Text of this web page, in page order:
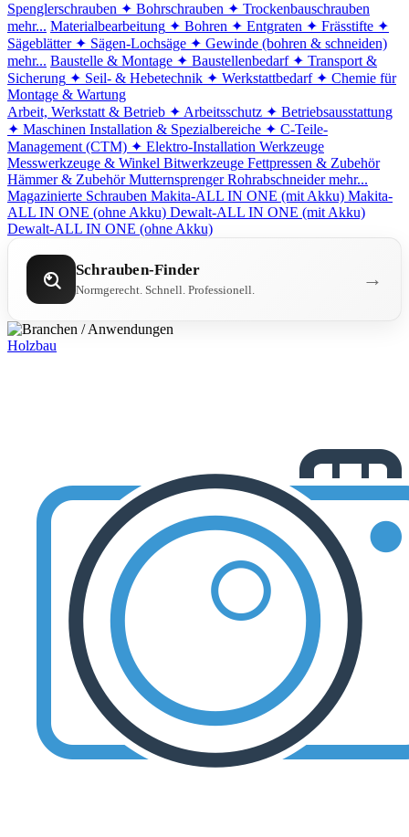
Spenglerschrauben ✦ Bohrschrauben ✦ Trockenbauschrauben
mehr... Materialbearbeitung ✦ Bohren ✦ Entgraten ✦ Frässtifte ✦
Sägeblätter ✦ Sägen-Lochsäge ✦ Gewinde (bohren & schneiden)
mehr... Baustelle & Montage ✦ Baustellenbedarf ✦ Transport &
Sicherung ✦ Seil- & Hebetechnik ✦ Werkstattbedarf ✦ Chemie für
Montage & Wartung
Arbeit, Werkstatt & Betrieb ✦ Arbeitsschutz ✦ Betriebsausstattung
✦ Maschinen Installation & Spezialbereiche ✦ C-Teile-
Management (CTM) ✦ Elektro-Installation Werkzeuge
Messwerkzeuge & Winkel Bitwerkzeuge Fettpressen & Zubehör
Hämmer & Zubehör Mutternsprenger Rohrabschneider mehr...
Magazinierte Schrauben Makita-ALL IN ONE (mit Akku) Makita-
ALL IN ONE (ohne Akku) Dewalt-ALL IN ONE (mit Akku)
Dewalt-ALL IN ONE (ohne Akku)
Schrauben-Finder
Normgerecht. Schnell. Professionell. →
Holzbau